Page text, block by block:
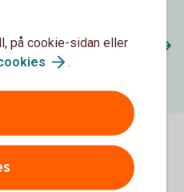
för enskildfirma
på cookie-sidan eller
.